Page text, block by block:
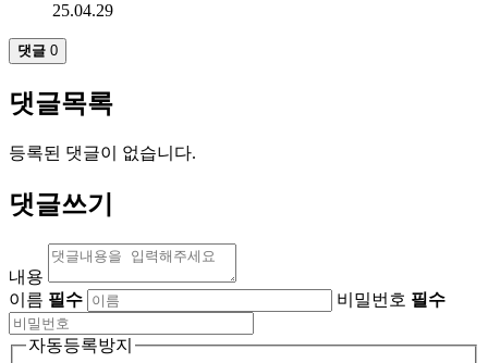
25.04.29
댓글 0
댓글목록
등록된 댓글이 없습니다.
댓글쓰기
내용
이름 필수 비밀번호 필수
자동등록방지